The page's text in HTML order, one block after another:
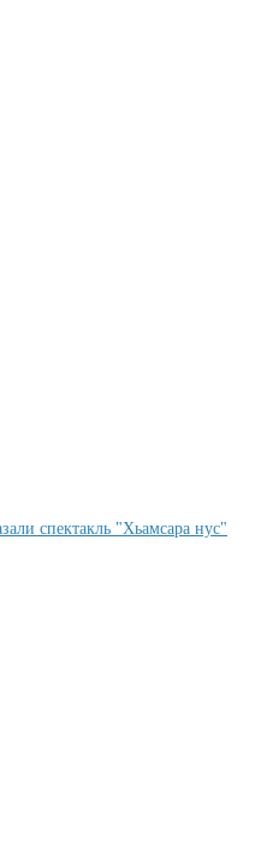
спектакль "Хьамсара нус"